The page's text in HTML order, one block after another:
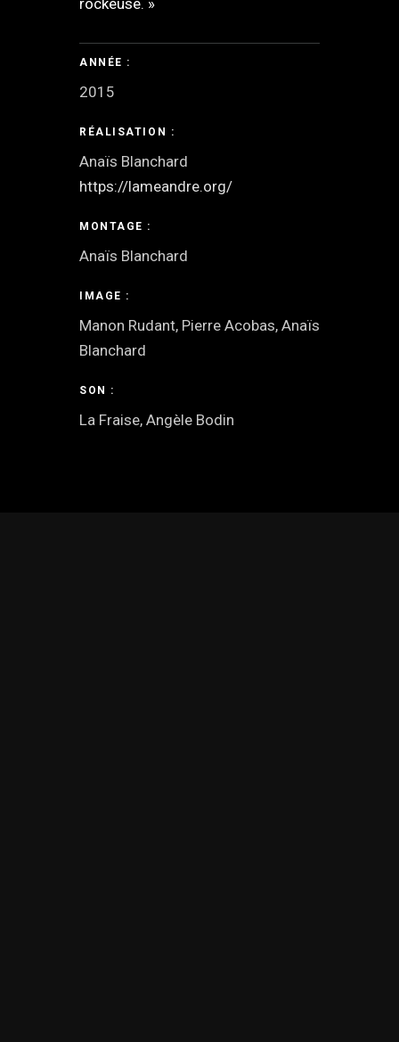
ANNÉE :
2015
RÉALISATION :
Anaïs Blanchard
https://lameandre.org/
MONTAGE :
Anaïs Blanchard
IMAGE :
Manon Rudant, Pierre Acobas, Anaïs
Blanchard
SON :
La Fraise, Angèle Bodin